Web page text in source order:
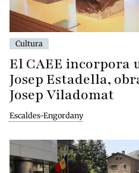
Cultura
El CAEE incorpora
Josep Estadella,
Josep Viladomat
Escaldes-Engordany